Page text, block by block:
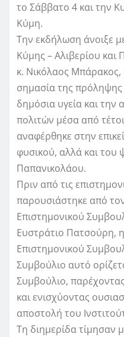
το Σάββατο 4 και την
Κύμη.
Την εκδήλωση άνοιξε
Κύμης – Αλιβερίου και
κ. Νικόλαος
σημασία της
δημόσια υγεία και την
πολιτών μέσα από
αναφέρθηκε στην
φυσικού, αλλά και
Παπανικολάου.
Πριν από τις
παρουσιάστηκε από
Επιστημονικού
Ευστράτιο Πατσούρη,
Επιστημονικού
Συμβούλιο αυτό
Συμβούλιο,
και ενισχύοντας
αποστολή του
Τη διημερίδα τίμησαν